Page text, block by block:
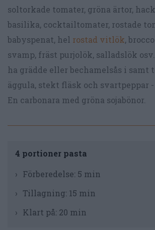
soltorkade tomater, gröna ärtor,
basilika, cocktailtomater, rostade
babyspenat, hel rostad vitlök,
svamp, fräst purjolök, salladslök
ha grädde eller bechamelsås i samt
äggula, stekt fläsk och svartpeppar
En carbonara med gröna sojabönor.
4 portioner pasta
Förberedelse: 5 min
Tillagning: 15 min
Klart på: 20 min